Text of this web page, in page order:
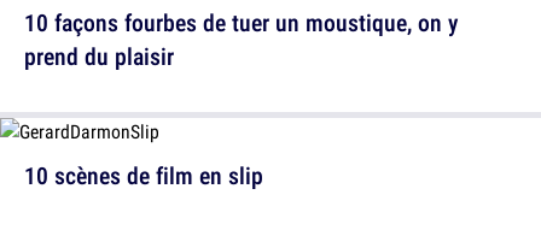
10 façons fourbes de tuer un moustique, on y
prend du plaisir
10 scènes de film en slip